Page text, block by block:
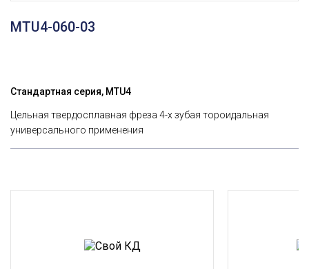
MTU4-060-03
Стандартная серия, MTU4
Цельная твердосплавная фреза 4-х зубая тороидальная
универсального применения